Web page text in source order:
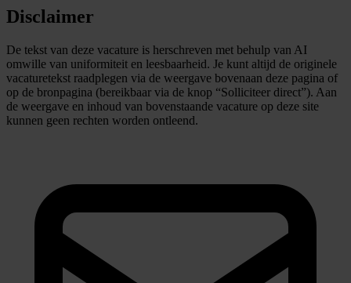
Disclaimer
De tekst van deze vacature is herschreven met behulp van AI
omwille van uniformiteit en leesbaarheid. Je kunt altijd de originele
vacaturetekst raadplegen via de weergave bovenaan deze pagina of
op de bronpagina (bereikbaar via de knop “Solliciteer direct”). Aan
de weergave en inhoud van bovenstaande vacature op deze site
kunnen geen rechten worden ontleend.